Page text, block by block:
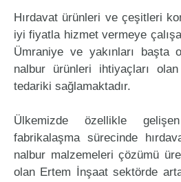
Hırdavat ürünleri ve çeşitleri
iyi fiyatla hizmet vermeye
Ümraniye ve yakınları başta
nalbur ürünleri ihtiyaçları
tedariki sağlamaktadır.
Ülkemizde özellikle
fabrikalaşma sürecinde
nalbur malzemeleri çözümü
olan Ertem İnşaat sektörde